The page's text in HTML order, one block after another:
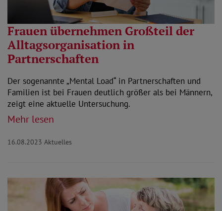
Frauen übernehmen Großteil der
Alltagsorganisation in
Partnerschaften
Der sogenannte „Mental Load“ in Partnerschaften und
Familien ist bei Frauen deutlich größer als bei Männern,
zeigt eine aktuelle Untersuchung.
Mehr lesen
16.08.2023 Aktuelles